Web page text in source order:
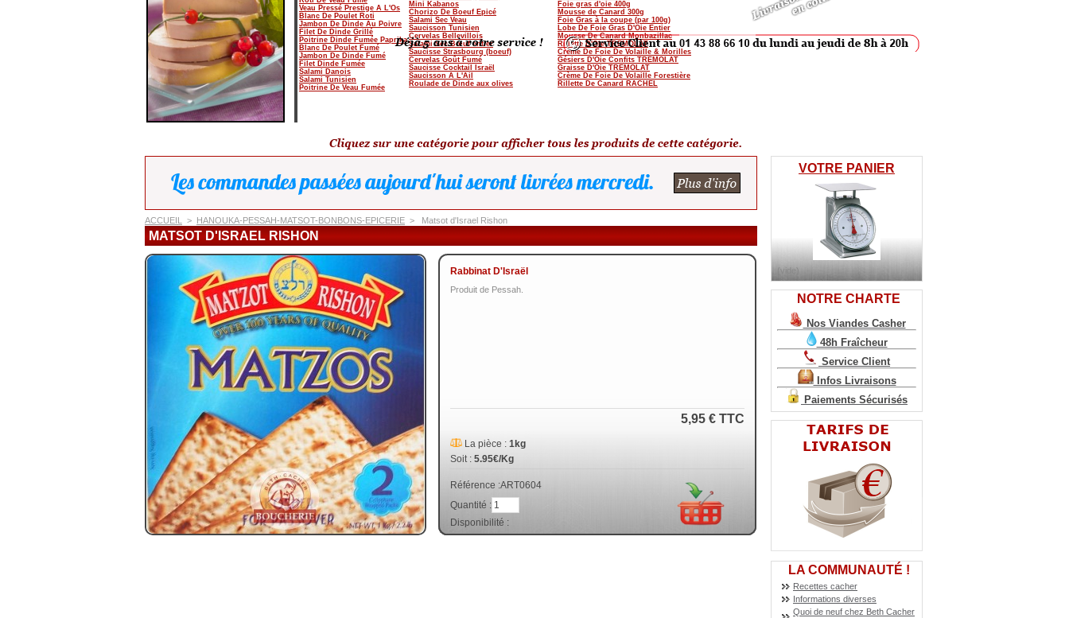
Veau Pressé Prestige A L'Os
Blanc De Poulet Roti
Jambon De Dinde Au Poivre
Filet De Dinde Grillé
Poitrine Dinde Fumée Paprika
Blanc De Poulet Fumé
Jambon De Dinde Fumé
Filet Dinde Fumée
Salami Danois
Salami Tunisien
Poitrine De Veau Fumée
Mini Kabanos
Chorizo De Boeuf Epicé
Salami Sec Veau
Saucisson Tunisien
Cervelas Bellevillois
Salami Sec Bœuf entier
Saucisse Strasbourg (boeuf)
Cervelas Goût Fumé
Saucisse Cocktail Israël
Saucisson A L'Ail
Roulade de Dinde aux olives
Foie gras d'oie 400g
Mousse de Canard 300g
Foie Gras à la coupe (par 100g)
Lobe De Foie Gras D'Oie Entier
Mousse De Canard Monbazillac
Rillette D'Oie TREMOLAT
Crème De Foie De Volaille & Morilles
Gésiers D'Oie Confits TREMOLAT
Graisse D'Oie TREMOLAT
Crème De Foie De Volaille Forestière
Rillette De Canard RACHEL
ACCUEIL > HANOUKA-PESSAH-MATSOT-BONBONS-EPICERIE > Matsot d'Israel Rishon
MATSOT D'ISRAEL RISHON
Rabbinat D'Israël
Produit de Pessah.
5,95 € TTC
La pièce : 1kg
Soit : 5.95€/Kg
Référence :ART0604
Quantité :
Disponibilité :
VOTRE PANIER
(vide)
NOTRE CHARTE
Nos Viandes Casher
48h Fraîcheur
Service Client
Infos Livraisons
Paiements Sécurisés
LA COMMUNAUTÉ !
Recettes cacher
Informations diverses
Quoi de neuf chez Beth Cacher